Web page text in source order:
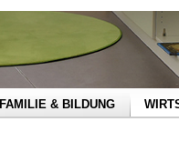
FAMILIE & BILDUNG